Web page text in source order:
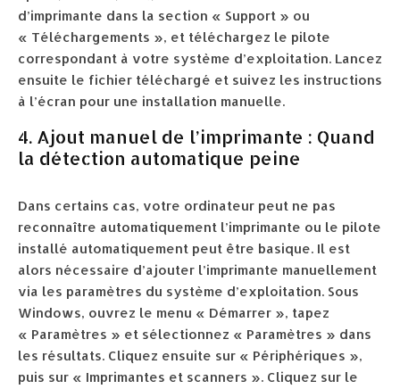
d’imprimante dans la section « Support » ou
« Téléchargements », et téléchargez le pilote
correspondant à votre système d’exploitation. Lancez
ensuite le fichier téléchargé et suivez les instructions
à l’écran pour une installation manuelle.
4. Ajout manuel de l’imprimante : Quand
la détection automatique peine
Dans certains cas, votre ordinateur peut ne pas
reconnaître automatiquement l’imprimante ou le pilote
installé automatiquement peut être basique. Il est
alors nécessaire d’ajouter l’imprimante manuellement
via les paramètres du système d’exploitation. Sous
Windows, ouvrez le menu « Démarrer », tapez
« Paramètres » et sélectionnez « Paramètres » dans
les résultats. Cliquez ensuite sur « Périphériques »,
puis sur « Imprimantes et scanners ». Cliquez sur le